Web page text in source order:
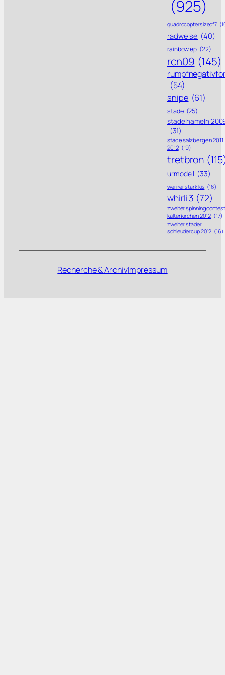
(925)
quadrocoptersizeof7
radweise (40)
rainbow ep (22)
rcn09 (145)
(54)
snipe (61)
stade (25)
stade hameln
(31)
stade salzbergen 2011
2012 (19)
tretbron
urmodell (33)
werner stark kis (16)
whirli 3 (72)
zweiter spinning contest
kaltenkirchen 2012 (17)
zweiter stader
schleudercup 2012 (16)
Recherche & ArchivImpressum